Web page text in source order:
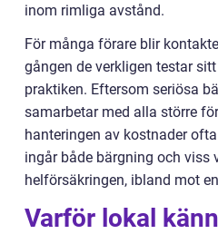
inom rimliga avstånd.
För många förare blir
gången de verkligen testar
praktiken. Eftersom seriösa
samarbetar med alla större
hanteringen av kostnader
ingår både bärgning och viss
helförsäkringen, ibland mot
Varför lokal